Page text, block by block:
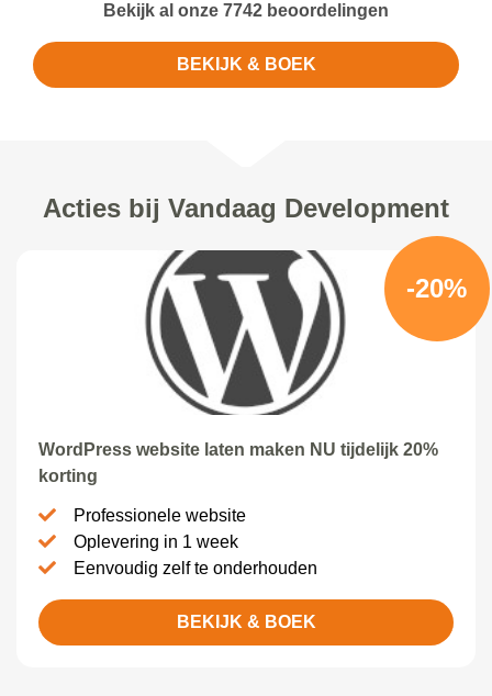
Bekijk al onze 7742 beoordelingen
BEKIJK & BOEK
Acties bij Vandaag Development
-20%
WordPress website laten maken NU tijdelijk 20%
korting
Professionele website
Oplevering in 1 week
Eenvoudig zelf te onderhouden
BEKIJK & BOEK